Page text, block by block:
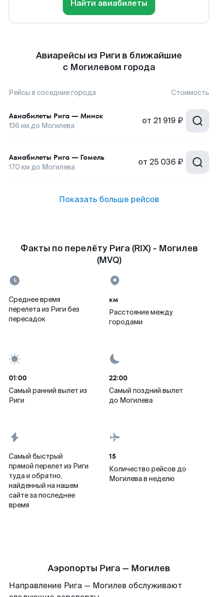
Найти авиабилеты
Авиарейсы из Риги в ближайшие
с Могилевом города
Рейсы в соседние города Стоимость
Авиабилеты Рига — Минск
136 км до Могилева от 21 919 ₽
Авиабилеты Рига — Гомель
170 км до Могилева от 25 036 ₽
Показать больше рейсов
Факты по перелёту Рига (RIX) - Могилев
(MVQ)
Среднее время
перелета из Риги без
пересадок
км
Расстояние между
городами
01:00
Самый ранний вылет из
Риги
22:00
Самый поздний вылет
до Могилева
Самый быстрый
прямой перелет из Риги
туда и обратно,
найденный на нашем
сайте за последнее
время
15
Количество рейсов до
Могилева в неделю
Аэропорты Рига — Могилев
Направление Рига — Могилев обслуживают